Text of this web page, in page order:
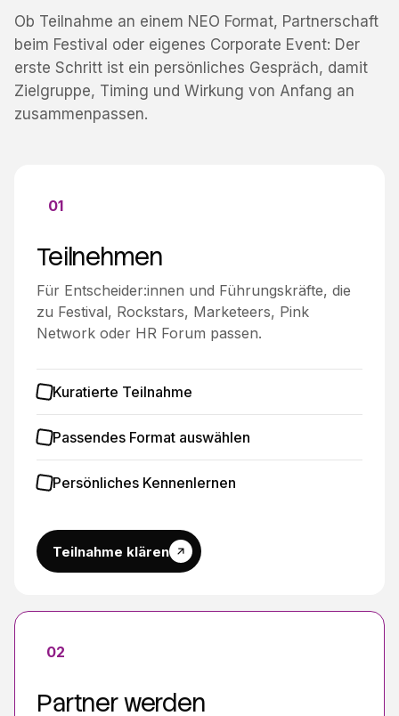
Ob Teilnahme an einem NEO Format, Partnerschaft
beim Festival oder eigenes Corporate Event: Der
erste Schritt ist ein persönliches Gespräch, damit
Zielgruppe, Timing und Wirkung von Anfang an
zusammenpassen.
01
Teilnehmen
Für Entscheider:innen und Führungskräfte, die
zu Festival, Rockstars, Marketeers, Pink
Network oder HR Forum passen.
Kuratierte Teilnahme
Passendes Format auswählen
Persönliches Kennenlernen
Teilnahme klären
02
Partner werden